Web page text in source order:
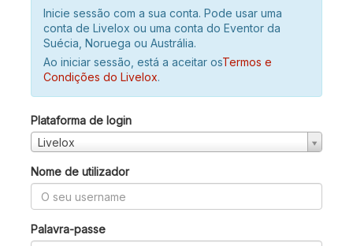
Inicie sessão com a sua conta. Pode usar uma
conta de Livelox ou uma conta do Eventor da
Suécia, Noruega ou Austrália.
Ao iniciar sessão, está a aceitar osTermos e
Condições do Livelox.
Plataforma de login
Livelox
Nome de utilizador
Palavra-passe